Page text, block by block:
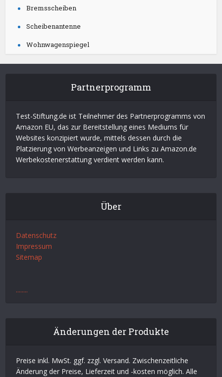
Bremsscheiben
Scheibenantenne
Wohnwagenspiegel
Partnerprogramm
Test-Stiftung.de ist Teilnehmer des Partnerprogramms von
Amazon EU, das zur Bereitstellung eines Mediums für
Websites konzipiert wurde, mittels dessen durch die
Platzierung von Werbeanzeigen und Links zu Amazon.de
Werbekostenerstattung verdient werden kann.
Über
Datenschutz
Impressum
Sitemap
........
Änderungen der Produkte
Preise inkl. MwSt. ggf. zzgl. Versand. Zwischenzeitliche
Änderung der Preise, Lieferzeit und -kosten möglich. Alle